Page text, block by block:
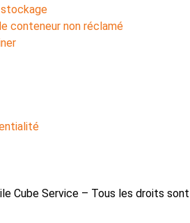
conteneur non réclamé
Cube Service – Tous les droits sont